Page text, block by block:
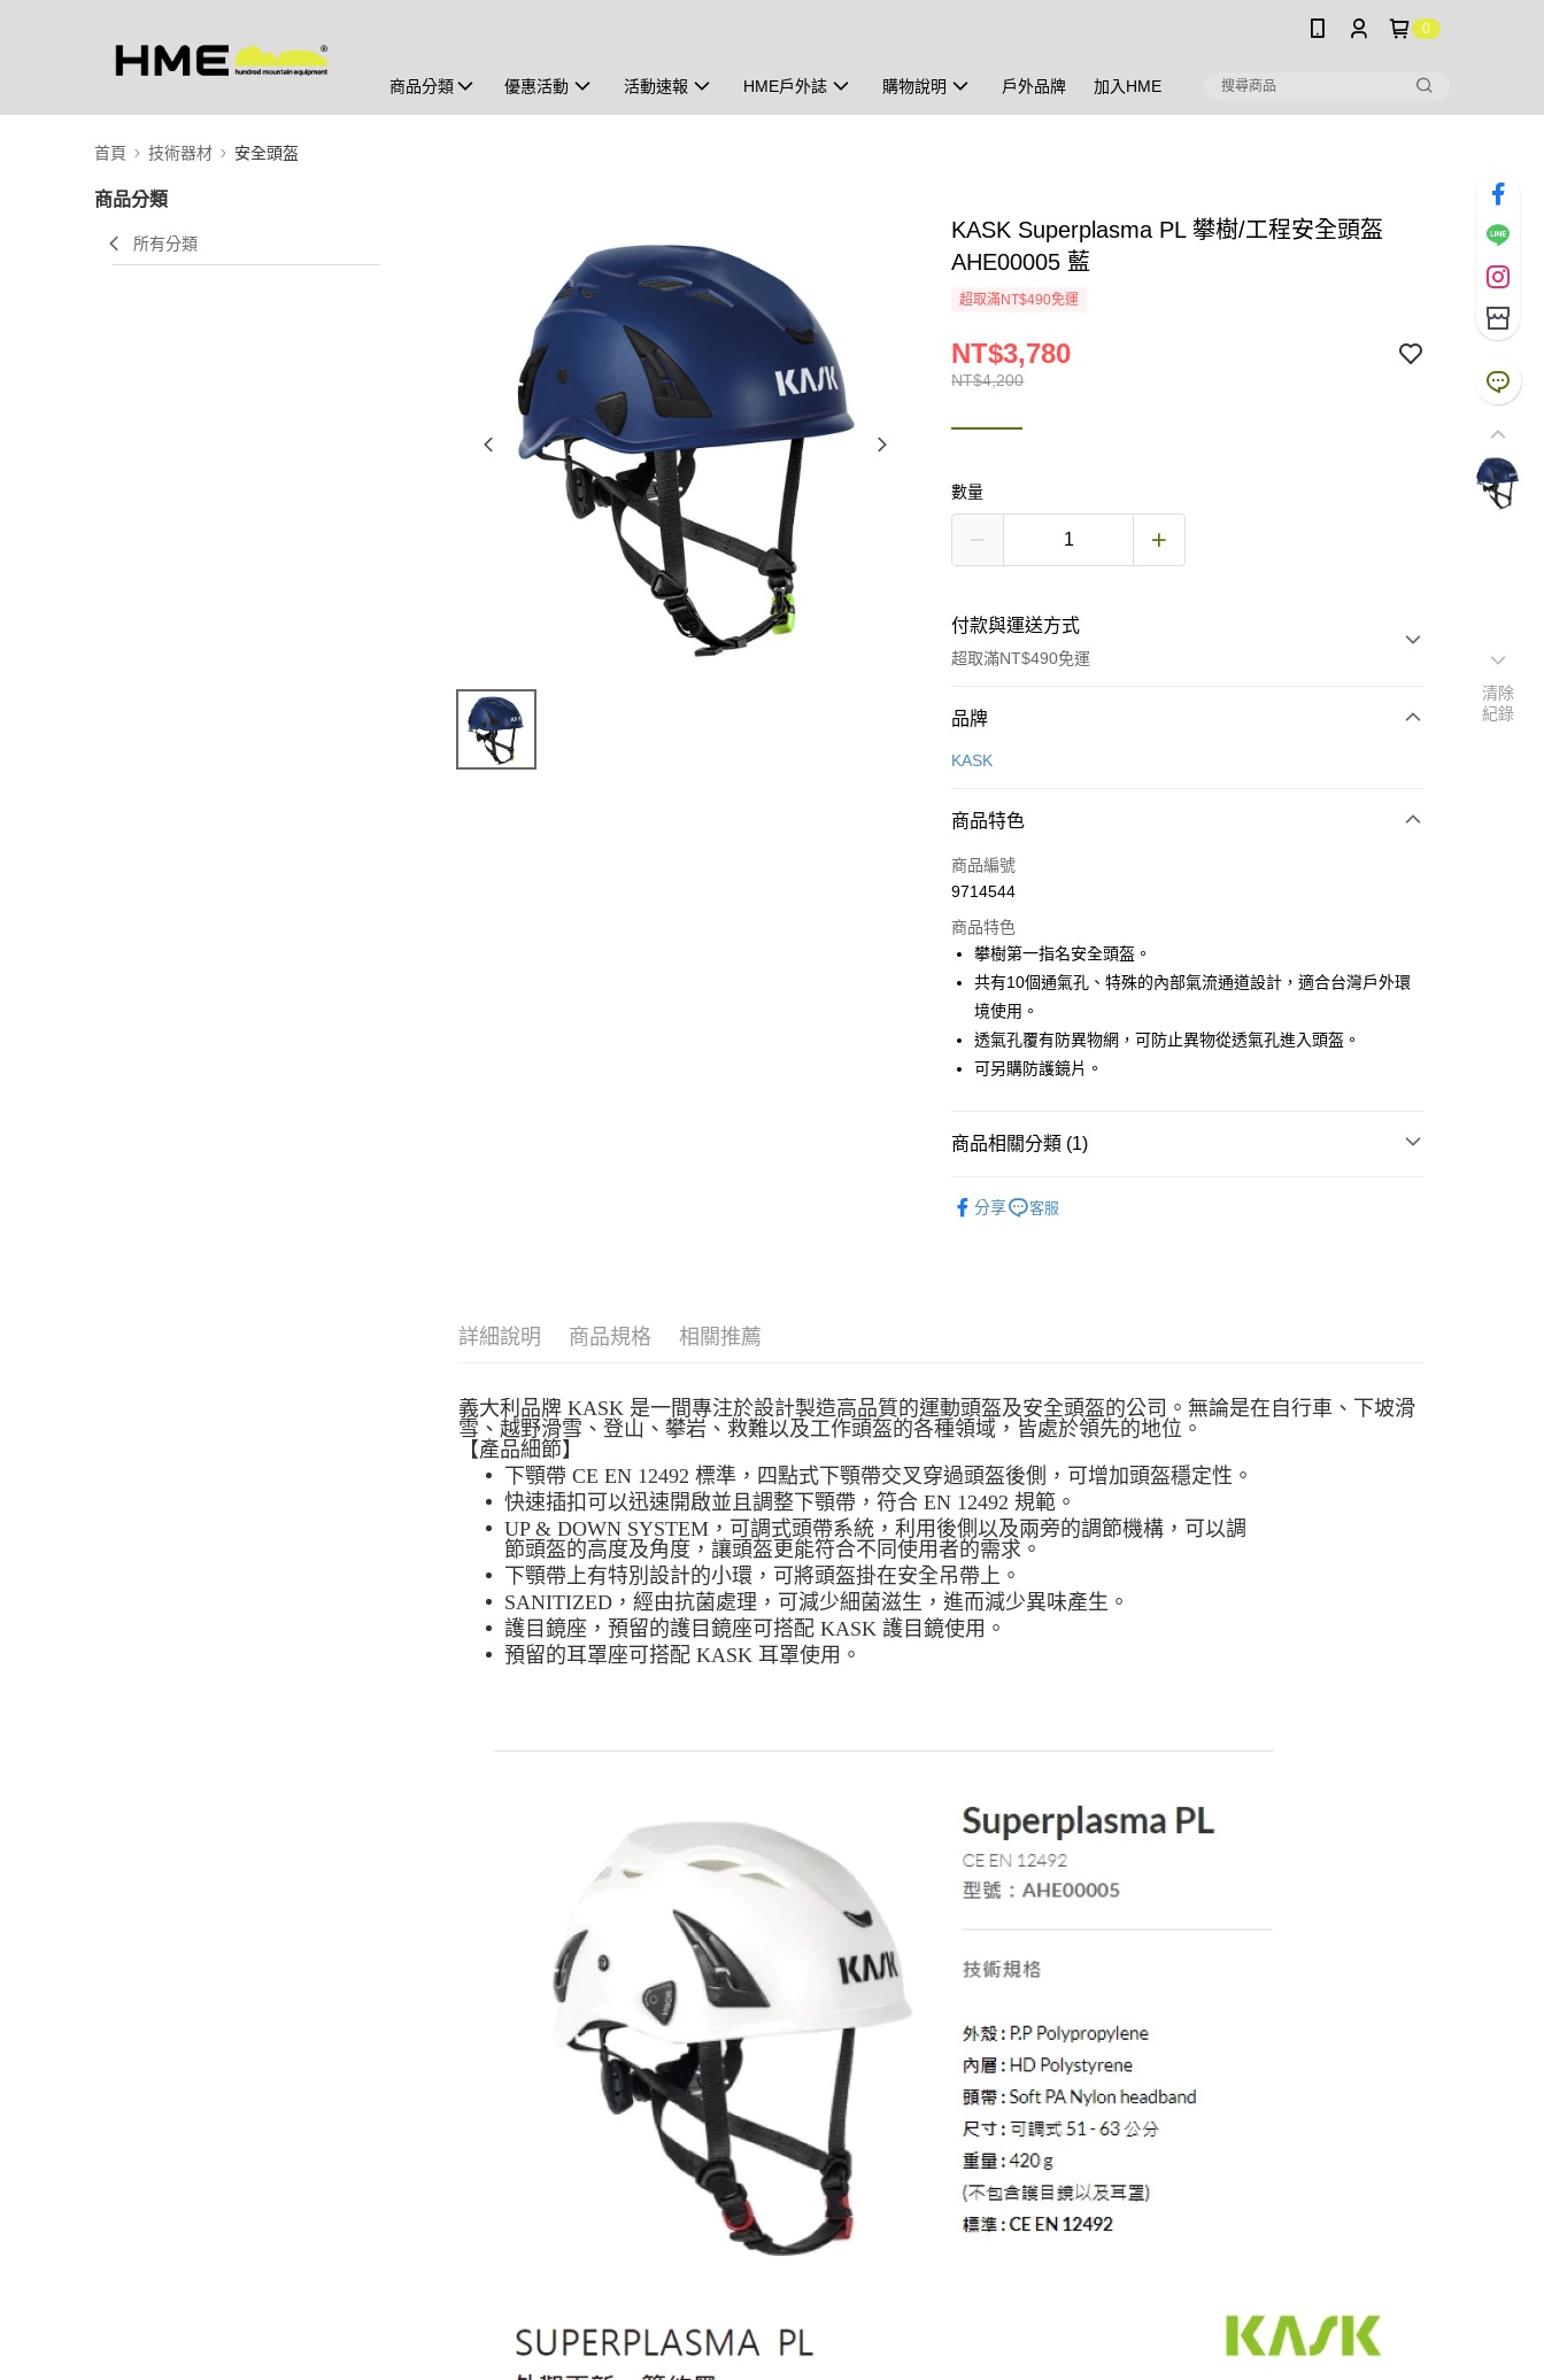
0
商品分類 優惠活動 活動速報 HME戶外誌 購物說明 戶外品牌 加入HME
首頁 技術器材 安全頭盔
商品分類
所有分類
KASK Superplasma PL 攀樹/工程安全頭盔
AHE00005 藍
超取滿NT$490免運
NT$4,200
NT$3,780
數量
付款與運送方式
超取滿NT$490免運
付款方式
信用卡一次付款
合作金庫商業銀行
華南商業銀行
上海商業儲蓄銀行
國泰世華商業銀行
臺灣中小企業銀行
台中商業銀行
聯邦商業銀行
元大商業銀行
永豐商業銀行
玉山商業銀行
超商取貨付款
LINE Pay
Apple Pay
ATM付款
每筆NT$60，滿NT$490(含以上)免運費
付款後全家取貨
宅配
離島宅配
每筆NT$80，滿NT$490(含以上)免運費
付款後門市自取
免運費
品牌
KASK
商品特色
商品編號
9714544
商品特色
攀樹第一指名安全頭盔。
共有10個通氣孔、特殊的內部氣流通​道設計，適合台灣戶外環
境使用。
透氣孔覆有防異物網，可防止異物從透氣孔進入頭盔。
可另購防護鏡片。
商品相關分類 (1)
分享
客服
詳細說明 商品規格 相關推薦
義大利品牌 KASK 是一間專注於設計製造高品質的運動頭盔及安全頭盔的公司。無論是在自行車、下坡滑
雪 、越野滑雪、登山、攀岩、救難以及工作頭盔的各種領域，皆處於領先的地位。
【產品細節】
下顎帶 CE EN 12492 標準，四點式下顎帶交叉穿過頭盔後側，可增加頭盔穩定性。
快速插扣可以迅速開啟並且調整下顎帶，符合 EN 12492 規範。
UP & DOWN SYSTEM，可調式頭帶系統，利用後側以及兩旁的調節機構，可以調
節頭盔的高度及角度，讓頭盔更能符合不同使用者的需求。
下顎帶上有特別設計的小環，可將頭盔掛在安全吊帶上。
SANITIZED，經由抗菌處理，可減少細菌滋生，進而減少異味產生。
護目鏡座，預留的護目鏡座可搭配 KASK 護目鏡使用。
預留的耳罩座可搭配 KASK 耳罩使用。
清除
紀錄